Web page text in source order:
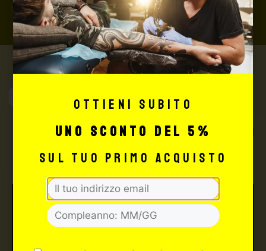
shop@maxsignorello.it.
Tattoo Supply
TUTTO PER IL TUO
Ottieni subito
uno sconto del 5%
sul tuo primo acquisto